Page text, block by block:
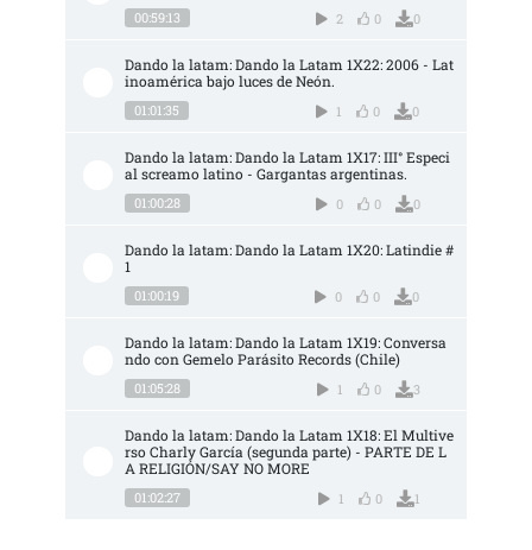
00:59:13 2 0 0
Dando la latam: Dando la Latam 1X22: 2006 - Lat
inoamérica bajo luces de Neón.
01:01:35 1 0 0
Dando la latam: Dando la Latam 1X17: III° Especi
al screamo latino - Gargantas argentinas.
01:00:28 0 0 0
Dando la latam: Dando la Latam 1X20: Latindie #
1
01:00:19 0 0 0
Dando la latam: Dando la Latam 1X19: Conversa
ndo con Gemelo Parásito Records (Chile)
01:05:28 1 0 3
Dando la latam: Dando la Latam 1X18: El Multive
rso Charly García (segunda parte) - PARTE DE L
A RELIGIÓN/SAY NO MORE
01:02:27 1 0 1